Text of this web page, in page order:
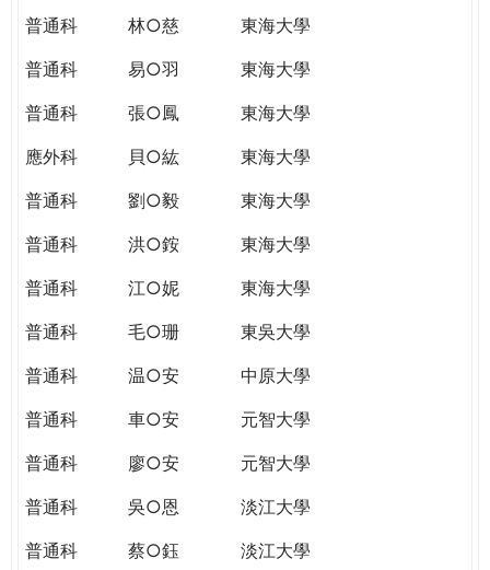
普通科
林○慈
東海大學
普通科
易○羽
東海大學
普通科
張○鳳
東海大學
應外科
貝○紘
東海大學
普通科
劉○毅
東海大學
普通科
洪○銨
東海大學
普通科
江○妮
東海大學
普通科
毛○珊
東吳大學
普通科
温○安
中原大學
普通科
車○安
元智大學
普通科
廖○安
元智大學
普通科
吳○恩
淡江大學
普通科
蔡○鈺
淡江大學